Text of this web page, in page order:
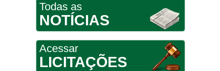
Todas as
NOTÍCIAS
Acessar
LICITAÇÕES